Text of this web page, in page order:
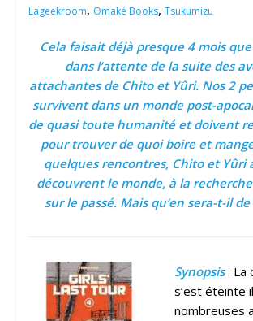
Lageekroom, Omaké Books, Tsukumizu
Cela faisait déjà presque 4 mois
dans l’attente de la suite des
attachantes de Chito et Yûri. Nos 2
survivent dans un monde post-
de quasi toute humanité et doivent
pour trouver de quoi boire et
quelques rencontres, Chito et Yûri
découvrent le monde, à la
sur le passé. Mais qu’en sera-t-il
Synopsis: La
s’est éteinte
nombreuses